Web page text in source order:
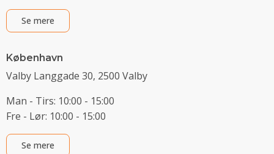
Se mere
København
Valby Langgade 30, 2500 Valby
Man - Tirs: 10:00 - 15:00
Fre - Lør: 10:00 - 15:00
Se mere